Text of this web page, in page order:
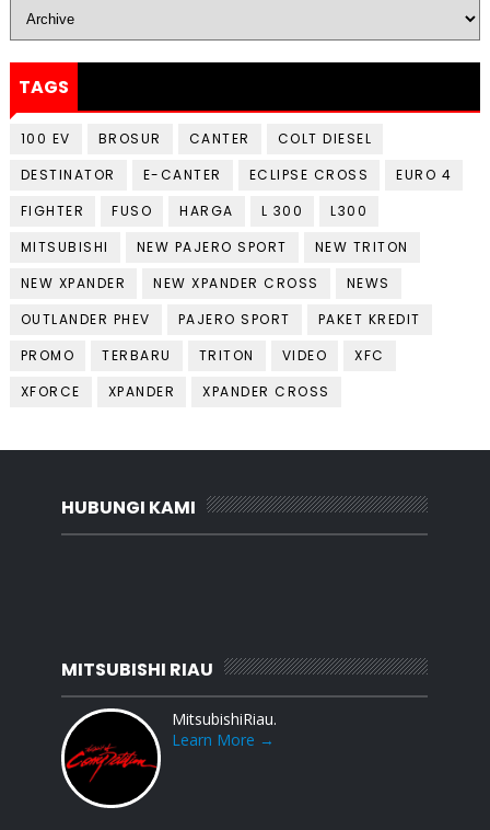
TAGS
100 EV BROSUR CANTER
COLT DIESEL
DESTINATOR
E-CANTER ECLIPSE CROSS
EURO 4
FIGHTER
FUSO HARGA L 300
L300
MITSUBISHI
NEW PAJERO SPORT
NEW TRITON
NEW XPANDER
NEW XPANDER CROSS
NEWS
OUTLANDER PHEV
PAJERO SPORT
PAKET KREDIT
PROMO
TERBARU TRITON VIDEO
XFC
XFORCE
XPANDER XPANDER CROSS
HUBUNGI KAMI
MITSUBISHI RIAU
MitsubishiRiau.
Learn More →